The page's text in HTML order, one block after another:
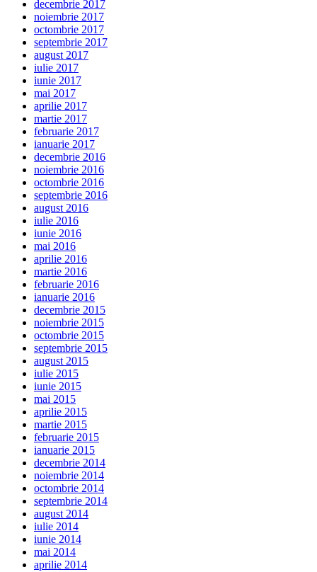
decembrie 2017
noiembrie 2017
octombrie 2017
septembrie 2017
august 2017
iulie 2017
iunie 2017
mai 2017
aprilie 2017
martie 2017
februarie 2017
ianuarie 2017
decembrie 2016
noiembrie 2016
octombrie 2016
septembrie 2016
august 2016
iulie 2016
iunie 2016
mai 2016
aprilie 2016
martie 2016
februarie 2016
ianuarie 2016
decembrie 2015
noiembrie 2015
octombrie 2015
septembrie 2015
august 2015
iulie 2015
iunie 2015
mai 2015
aprilie 2015
martie 2015
februarie 2015
ianuarie 2015
decembrie 2014
noiembrie 2014
octombrie 2014
septembrie 2014
august 2014
iulie 2014
iunie 2014
mai 2014
aprilie 2014